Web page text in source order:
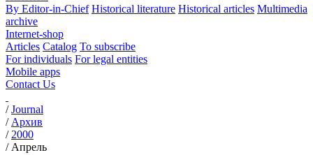
By Editor-in-Chief Historical literature Historical articles Multimedia
archive
Internet-shop
Articles Catalog To subscribe
For individuals For legal entities
Mobile apps
Contact Us
/Journal
/ Архив
/ 2000
/ Апрель